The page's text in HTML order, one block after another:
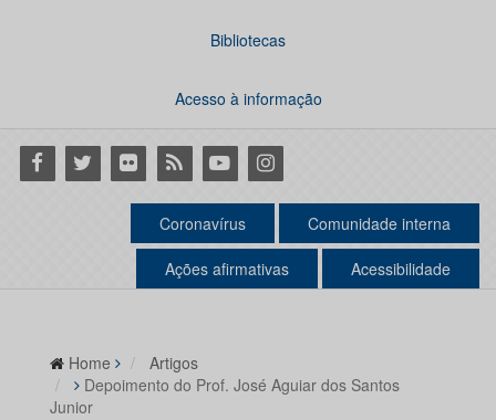
Bibliotecas
Acesso à informação
Facebook
Twitter Flickr RSS YoutubeInstagram
Coronavírus Comunidade interna
Ações afirmativas Acessibilidade
Home
Artigos
Depoimento do Prof. José Aguiar dos Santos
Junior